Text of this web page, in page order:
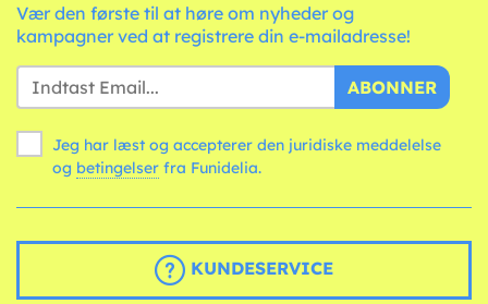
Vær den første til at høre om nyheder og
kampagner ved at registrere din e-mailadresse!
ABONNER
Jeg har læst og accepterer den juridiske meddelelse
og betingelser fra Funidelia.
KUNDESERVICE